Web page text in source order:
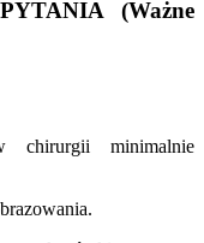
(Ważne
chirurgii minimalnie